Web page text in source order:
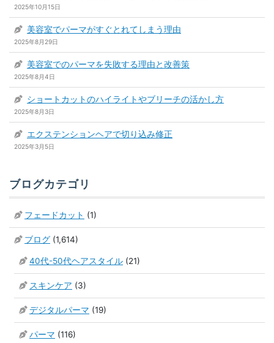
2025年10月15日
美容室でパーマがすぐとれてしまう理由
2025年8月29日
美容室でのパーマを失敗する理由と改善策
2025年8月4日
ショートカットのハイライトやブリーチの活かし方
2025年8月3日
エクステンションヘアで切り込み修正
2025年3月5日
ブログカテゴリ
フェードカット (1)
ブログ (1,614)
40代-50代ヘアスタイル (21)
スキンケア (3)
デジタルパーマ (19)
パーマ (116)